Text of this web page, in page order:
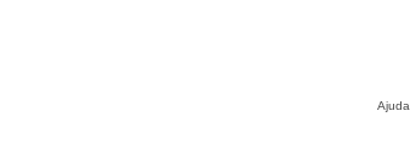
Ajuda